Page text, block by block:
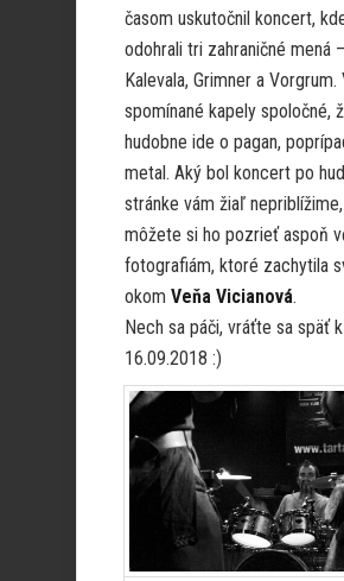
časom uskutočnil koncert,
odohrali tri zahraničné mená –
Kalevala, Grimner a
spomínané kapely spoločné,
hudobne ide o pagan,
metal. Aký bol koncert po
stránke vám žiaľ
môžete si ho pozrieť aspoň
fotografiám, ktoré zachytila
okom Veňa Vicianová.
Nech sa páči, vráťte sa späť
16.09.2018 :)